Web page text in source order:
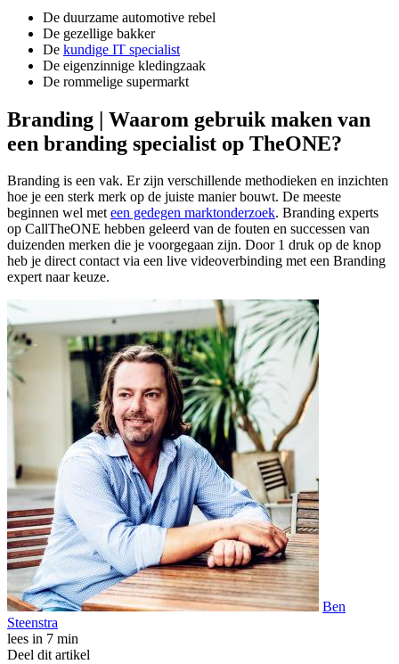
De duurzame automotive rebel
De gezellige bakker
De kundige IT specialist
De eigenzinnige kledingzaak
De rommelige supermarkt
Branding | Waarom gebruik maken van
een branding specialist op TheONE?
Branding is een vak. Er zijn verschillende methodieken en inzichten
hoe je een sterk merk op de juiste manier bouwt. De meeste
beginnen wel meteen gedegen marktonderzoek. Branding experts
op CallTheONE hebben geleerd van de fouten en successen van
duizenden merken die je voorgegaan zijn. Door 1 druk op de knop
heb je direct contact via een live videoverbinding met een Branding
expert naar keuze.
Ben
Steenstra
lees in 7 min
Deel dit artikel